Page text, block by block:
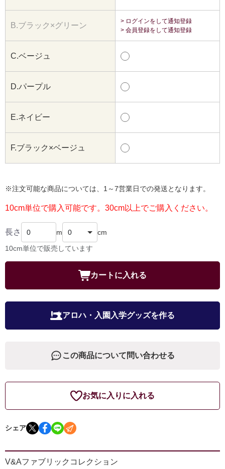
B.ブラック×グリーン
> ログインをして通知登録
> 会員登録をして通知登録
C.ベージュ
D.パープル
E.ネイビー
F.ブラック×ベージュ
※注文可能な商品については、1～7営業日での発送となります。
10cm単位で購入可能です。30cm以上でご購入ください。
長さ m cm
10cm単位で販売しています
カートに入れる
アロハ・入園入学グッズを作る
この商品について問い合わせる
お気に入りに入れる
シェア
V&Aファブリックコレクション